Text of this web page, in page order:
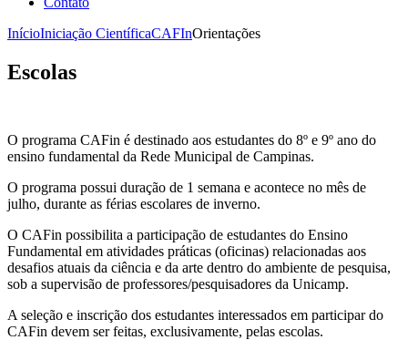
InícioIniciação CientíficaCAFInOrientações
Escolas
O programa CAFin é destinado aos estudantes do 8º e 9º ano do
ensino fundamental da Rede Municipal de Campinas.
O programa possui duração de 1 semana e acontece no mês de
julho, durante as férias escolares de inverno.
O CAFin possibilita a participação de estudantes do Ensino
Fundamental em atividades práticas (oficinas) relacionadas aos
desafios atuais da ciência e da arte dentro do ambiente de pesquisa,
sob a supervisão de professores/pesquisadores da Unicamp.
A seleção e inscrição dos estudantes interessados em participar do
CAFin devem ser feitas, exclusivamente, pelas escolas.